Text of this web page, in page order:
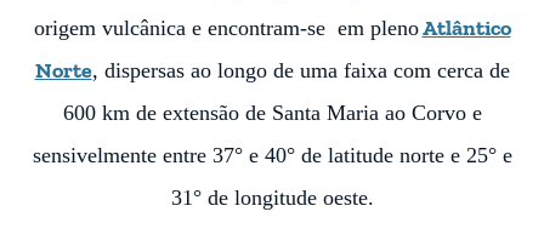
origem vulcânica e encontram-se em plenoAtlântico
Norte, dispersas ao longo de uma faixa com cerca de
600 km de extensão de Santa Maria ao Corvo e
sensivelmente entre 37° e 40° de latitude norte e 25° e
31° de longitude oeste.